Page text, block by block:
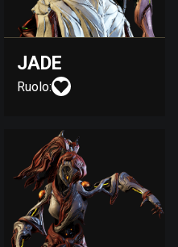
JADE
Ruolo: